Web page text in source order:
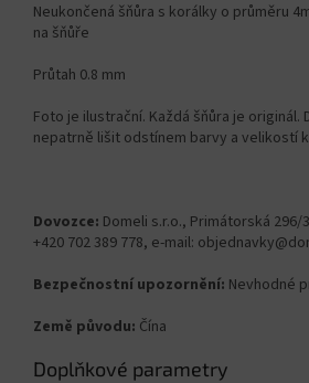
Neukončená šňůra s korálky o průměru
na šňůře
Průtah 0.8 mm
Foto je ilustrační. Každá šňůra je originál.
nepatrně lišit odstínem barvy a velikostí
Dovozce: Domeli s.r.o., Primátorská 296/
+420 702 389 778, e-mail:
Bezpečnostní upozornění: Nevhodné
Země původu: Čína
Doplňkové parametry